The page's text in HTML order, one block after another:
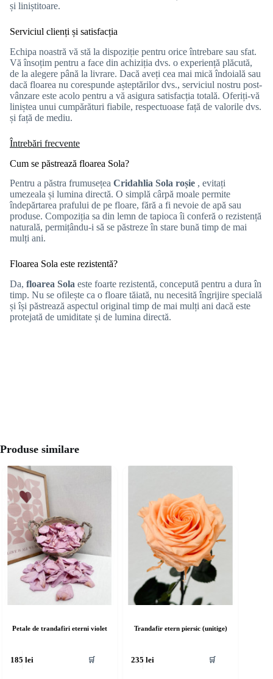
și liniștitoare.
Serviciul clienți și satisfacția
Echipa noastră vă stă la dispoziție pentru orice întrebare sau sfat.
Vă însoțim pentru a face din achiziția dvs. o experiență plăcută,
de la alegere până la livrare. Dacă aveți cea mai mică îndoială sau
dacă floarea nu corespunde așteptărilor dvs., serviciul nostru post-
vânzare este acolo pentru a vă asigura satisfacția totală. Oferiți-vă
liniștea unui cumpărături fiabile, respectuoase față de valorile dvs.
și față de mediu.
Întrebări frecvente
Cum se păstrează floarea Sola?
Pentru a păstra frumusețea Cridahlia Sola roșie , evitați
umezeala și lumina directă. O simplă cârpă moale permite
îndepărtarea prafului de pe floare, fără a fi nevoie de apă sau
produse. Compoziția sa din lemn de tapioca îi conferă o rezistență
naturală, permițându-i să se păstreze în stare bună timp de mai
mulți ani.
Floarea Sola este rezistentă?
Da, floarea Sola este foarte rezistentă, concepută pentru a dura în
timp. Nu se ofilește ca o floare tăiată, nu necesită îngrijire specială
și își păstrează aspectul original timp de mai mulți ani dacă este
protejată de umiditate și de lumina directă.
Produse similare
Petale de trandafiri eterni violet
185lei 🛒
Trandafir etern piersic (unitige)
235lei 🛒